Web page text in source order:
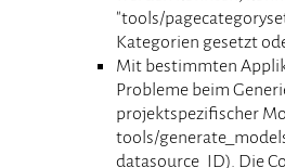
"tools/
Kategorien gesetzt
Mit bestimmten
Probleme beim
projektspezifischer
tools/
datasource_ID). Die